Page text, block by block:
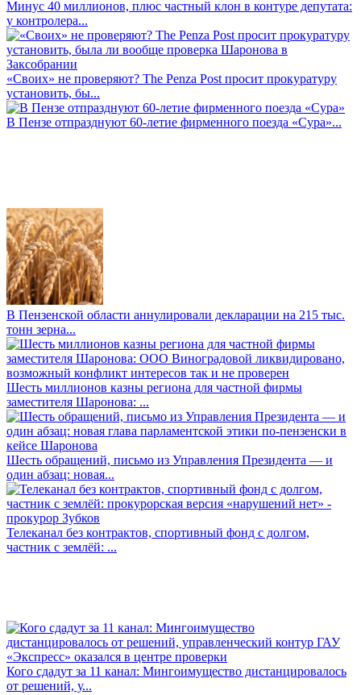
Минус 40 миллионов, плюс частный клон в контуре депутата:
у контролера...
«Своих» не проверяют? The Penza Post просит прокуратуру
установить, бы...
В Пензе отпразднуют 60-летие фирменного поезда «Сура»...
В Пензенской области аннулировали декларации на 215 тыс.
тонн зерна...
Шесть миллионов казны региона для частной фирмы
заместителя Шаронова: ...
Шесть обращений, письмо из Управления Президента — и
один абзац: новая...
Телеканал без контрактов, спортивный фонд с долгом,
частник с землёй: ...
Кого сдадут за 11 канал: Мингоимущество дистанцировалось
от решений, у...